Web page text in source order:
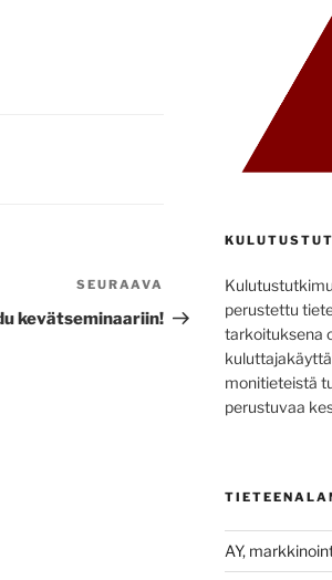
Seuraava
artikkeli
SEURAAVA
kevätseminaariin!
perustettu
tarkoituksena
monitieteistä
perustuvaa
AY,